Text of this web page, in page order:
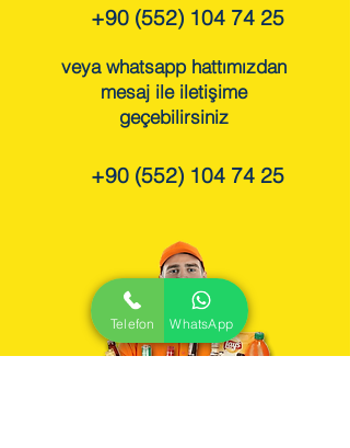
+90 (552) 104 74 25
veya whatsapp hattımızdan
mesaj ile iletişime
geçebilirsiniz
+90 (552) 104 74 25
Telefon WhatsApp